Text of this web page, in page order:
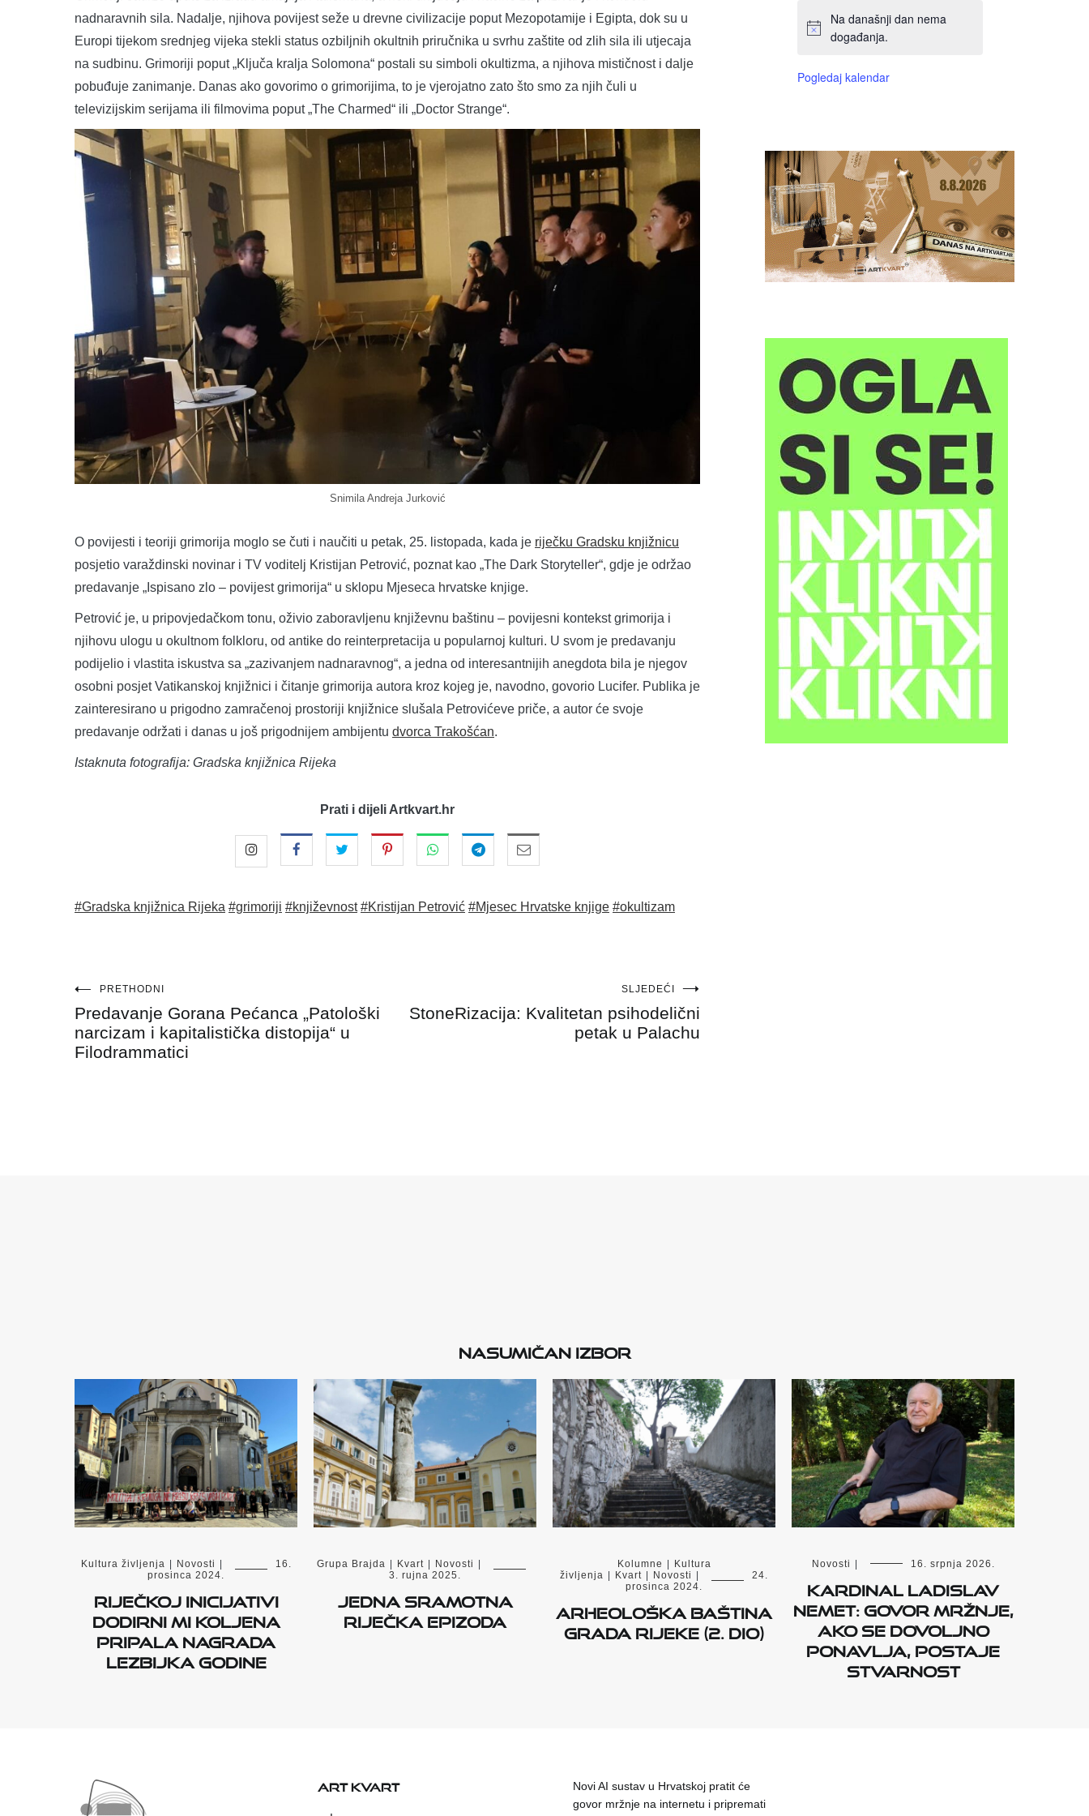
nadnaravnih sila. Nadalje, njihova povijest seže u drevne civilizacije poput Mezopotamije i Egipta, dok su u
Europi tijekom srednjeg vijeka stekli status ozbiljnih okultnih priručnika u svrhu zaštite od zlih sila ili utjecaja
na sudbinu. Grimoriji poput „Ključa kralja Solomona“ postali su simboli okultizma, a njihova mističnost i dalje
pobuđuje zanimanje. Danas ako govorimo o grimorijima, to je vjerojatno zato što smo za njih čuli u
televizijskim serijama ili filmovima poput „The Charmed“ ili „Doctor Strange“.
Snimila Andreja Jurković
O povijesti i teoriji grimorija moglo se čuti i naučiti u petak, 25. listopada, kada je riječku Gradsku knjižnicu
posjetio varaždinski novinar i TV voditelj Kristijan Petrović, poznat kao „The Dark Storyteller“, gdje je održao
predavanje „Ispisano zlo – povijest grimorija“ u sklopu Mjeseca hrvatske knjige.
Petrović je, u pripovjedačkom tonu, oživio zaboravljenu književnu baštinu – povijesni kontekst grimorija i
njihovu ulogu u okultnom folkloru, od antike do reinterpretacija u popularnoj kulturi. U svom je predavanju
podijelio i vlastita iskustva sa „zazivanjem nadnaravnog“, a jedna od interesantnijih anegdota bila je njegov
osobni posjet Vatikanskoj knjižnici i čitanje grimorija autora kroz kojeg je, navodno, govorio Lucifer. Publika je
zainteresirano u prigodno zamračenoj prostoriji knjižnice slušala Petrovićeve priče, a autor će svoje
predavanje održati i danas u još prigodnijem ambijentu dvorca Trakošćan.
Istaknuta fotografija: Gradska knjižnica Rijeka
Prati i dijeli Artkvart.hr
#Gradska knjižnica Rijeka #grimoriji #književnost #Kristijan Petrović #Mjesec Hrvatske knjige #okultizam
Navigacija
objava
PRETHODNI
Predavanje Gorana Pećanca „Patološki
narcizam i kapitalistička distopija“ u
Filodrammatici
SLJEDEĆI
StoneRizacija: Kvalitetan psihodelični
petak u Palachu
Na današnji dan nema
događanja.
Pogledaj kalendar
Nasumičan izbor
Kultura življenja Novosti
16.
prosinca 2024.
Riječkoj inicijativi
Dodirni mi koljena
pripala nagrada
Lezbijka godine
Grupa Brajda Kvart Novosti
3. rujna 2025.
Jedna sramotna
riječka epizoda
Kolumne
Kultura
življenja
Kvart Novosti
24.
prosinca 2024.
Arheološka baština
grada Rijeke (2. dio)
Novosti 16. srpnja 2026.
Kardinal Ladislav
Nemet: Govor mržnje,
ako se dovoljno
ponavlja, postaje
stvarnost
ART KVART
Novi AI sustav u Hrvatskoj pratit će
govor mržnje na internetu i pripremati